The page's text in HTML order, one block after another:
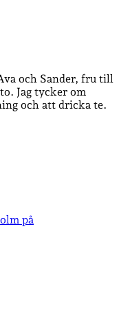
och Sander, fru till
Jag tycker om
och att dricka te.
på